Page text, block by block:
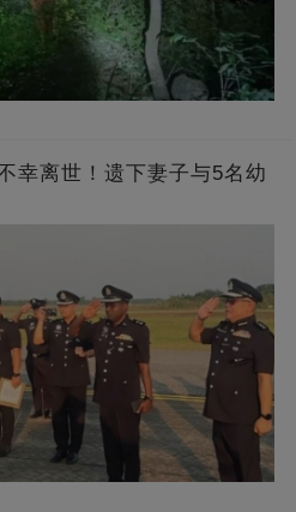
幸离世！遗下妻子与5名幼